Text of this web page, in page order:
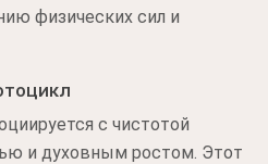
физических сил и
с чистотой
и духовным ростом. Этот